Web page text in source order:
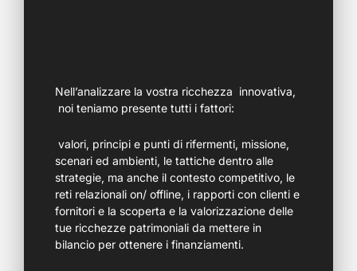
Nell’analizzare la vostra ricchezza innovativa,
noi teniamo presente tutti i fattori:
valori, principi e punti di rifermenti, missione,
scenari ed ambienti, le tattiche dentro alle
strategie, ma anche il contesto competitivo, le
reti relazionali on/ offline, i rapporti con clienti e
fornitori e la scoperta e la valorizzazione delle
tue ricchezze patrimoniali da mettere in
bilancio per ottenere i finanziamenti.